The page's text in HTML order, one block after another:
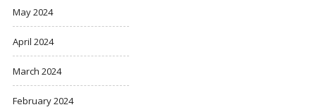
May 2024
April 2024
March 2024
February 2024